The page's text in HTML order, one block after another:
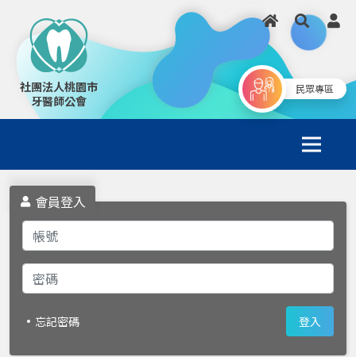
社團法人桃園市
牙醫師公會
民眾專區
會員登入
登入
忘記密碼